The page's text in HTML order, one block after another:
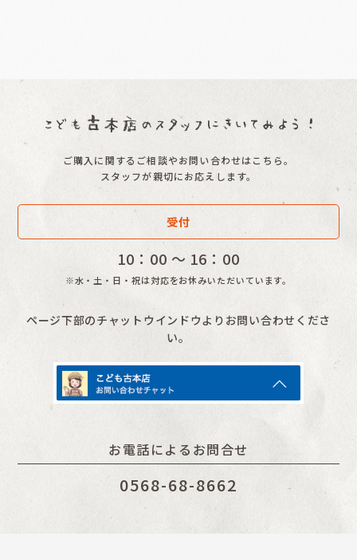
ご購入に関するご相談やお問い合わせはこちら。
スタッフが親切にお応えします。
受付
10：00 〜 16：00
※水・土・日・祝は対応をお休みいただいています。
ページ下部のチャットウインドウよりお問い合わせくださ
い。
お電話によるお問合せ
0568-68-8662